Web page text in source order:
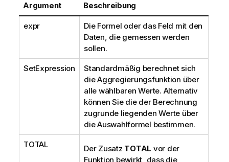
Argument Beschreibung
expr
Die Formel oder das Feld mit den
Daten, die gemessen werden
sollen.
SetExpression
Standardmäßig berechnet sich
die Aggregierungsfunktion über
alle wählbaren Werte. Alternativ
können Sie die der Berechnung
zugrunde liegenden Werte über
die Auswahlformel bestimmen.
TOTAL Der Zusatz TOTAL vor der
Funktion bewirkt, dass die